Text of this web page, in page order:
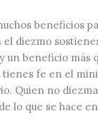
beneficios
diezmo
un beneficio más
fe en el
Quien no
lo que se hace